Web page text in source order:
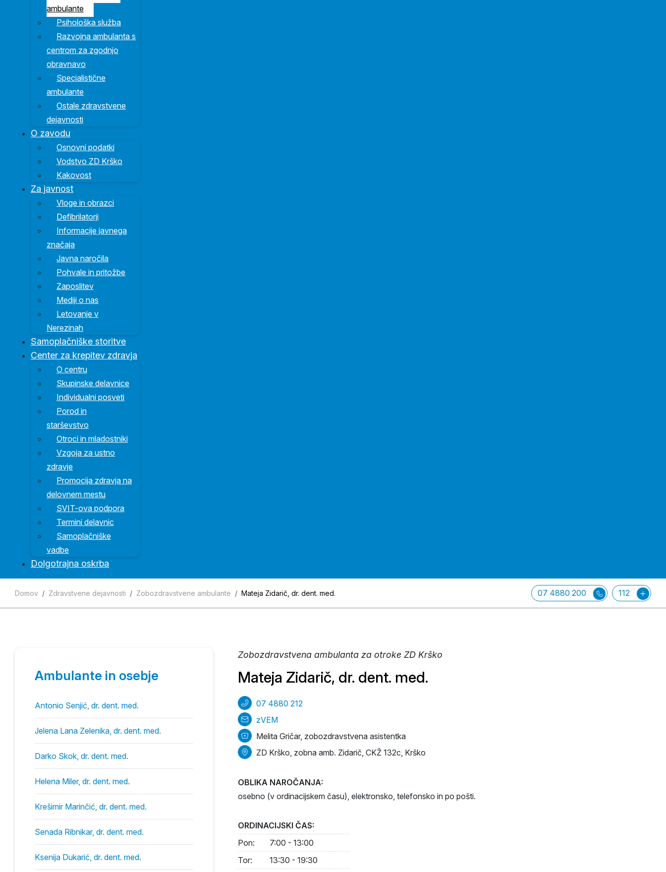
ambulante
Psihološka služba
Razvojna ambulanta s
centrom za zgodnjo
obravnavo
Specialistične
ambulante
Ostale zdravstvene
dejavnosti
O zavodu
Osnovni podatki
Vodstvo ZD Krško
Kakovost
Za javnost
Vloge in obrazci
Defibrilatorji
Informacije javnega
značaja
Javna naročila
Pohvale in pritožbe
Zaposlitev
Mediji o nas
Letovanje v
Nerezinah
Samoplačniške storitve
Center za krepitev zdravja
O centru
Skupinske delavnice
Individualni posveti
Porod in
starševstvo
Otroci in mladostniki
Vzgoja za ustno
zdravje
Promocija zdravja na
delovnem mestu
SVIT-ova podpora
Termini delavnic
Samoplačniške
vadbe
Dolgotrajna oskrba
Domov Zdravstvene dejavnosti Zobozdravstvene ambulante Mateja Zidarič, dr. dent. med. 07 4880 200 112
Ambulante in osebje
Antonio Senjić, dr. dent. med.
Jelena Lana Zelenika, dr. dent. med.
Darko Skok, dr. dent. med.
Helena Miler, dr. dent. med.
Krešimir Marinčić, dr. dent. med.
Senada Ribnikar, dr. dent. med.
Ksenija Dukarić, dr. dent. med.
Zobozdravstvena ambulanta za otroke ZD Krško
Mateja Zidarič, dr. dent. med.
07 4880 212
zVEM
Melita Gričar, zobozdravstvena asistentka
ZD Krško, zobna amb. Zidarič, CKŽ 132c, Krško
OBLIKA NAROČANJA:
osebno (v ordinacijskem času), elektronsko, telefonsko in po pošti.
ORDINACIJSKI ČAS:
Pon:
7:00 - 13:00
Tor:
13:30 - 19:30